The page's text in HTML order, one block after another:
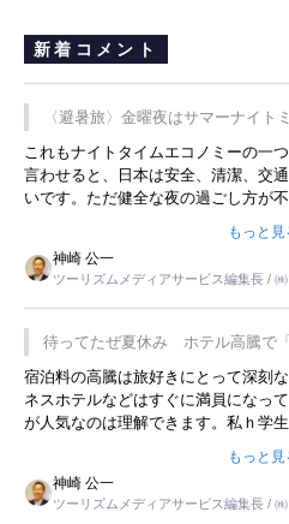
新着コメント
〈避暑旅〉金曜夜はサマーナイト
これもナイトタイムエコノミーの一
言わせると、日本は安全、清潔、交
いです。ただ健全な夜の過ごし方が
ような意味で、金曜夜にこのような
限らず外国人にとっても楽しみが増
もっと見
神崎 公一
ツーリズムメディアサービス編集長 /
待ってたぜ夏休み ホテル高騰で
宿泊料の高騰は旅好きにとって深刻
ネスホテルなどはすぐに満員になっ
が人気なのは理解できます。私ｈ学
をした時は、移動はグレイハウンド
用してホテル代を浮かせていました
す。若い人が夜行バスで京都に行っ
が残らないのかなと思ってしまいます
もっと見
神崎 公一
ツーリズムメディアサービス編集長 /